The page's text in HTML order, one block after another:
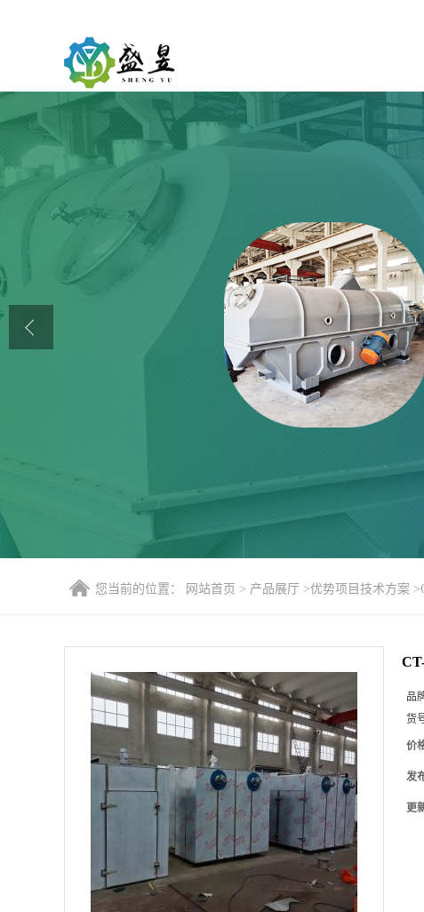
公司首页
公司介绍
公司动态
产品展厅
证书荣誉
联系方式
在线留言
您当前的位置： 网站首页 > 产品展厅 >优势项目技术方案 >
品
货
价
发
更